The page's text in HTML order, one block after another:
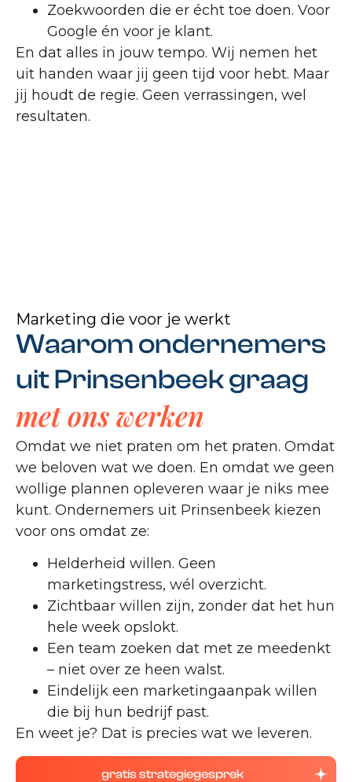
Zoekwoorden die er écht toe doen. Voor
Google én voor je klant.
En dat alles in jouw tempo. Wij nemen het
uit handen waar jij geen tijd voor hebt. Maar
jij houdt de regie. Geen verrassingen, wel
resultaten.
Marketing die voor je werkt
Waarom ondernemers
uit Prinsenbeek graag
met ons werken
Omdat we niet praten om het praten. Omdat
we beloven wat we doen. En omdat we geen
wollige plannen opleveren waar je niks mee
kunt. Ondernemers uit Prinsenbeek kiezen
voor ons omdat ze:
Helderheid willen. Geen
marketingstress, wél overzicht.
Zichtbaar willen zijn, zonder dat het hun
hele week opslokt.
Een team zoeken dat met ze meedenkt
– niet over ze heen walst.
Eindelijk een marketingaanpak willen
die bij hun bedrijf past.
En weet je? Dat is precies wat we leveren.
gratis strategiegesprek